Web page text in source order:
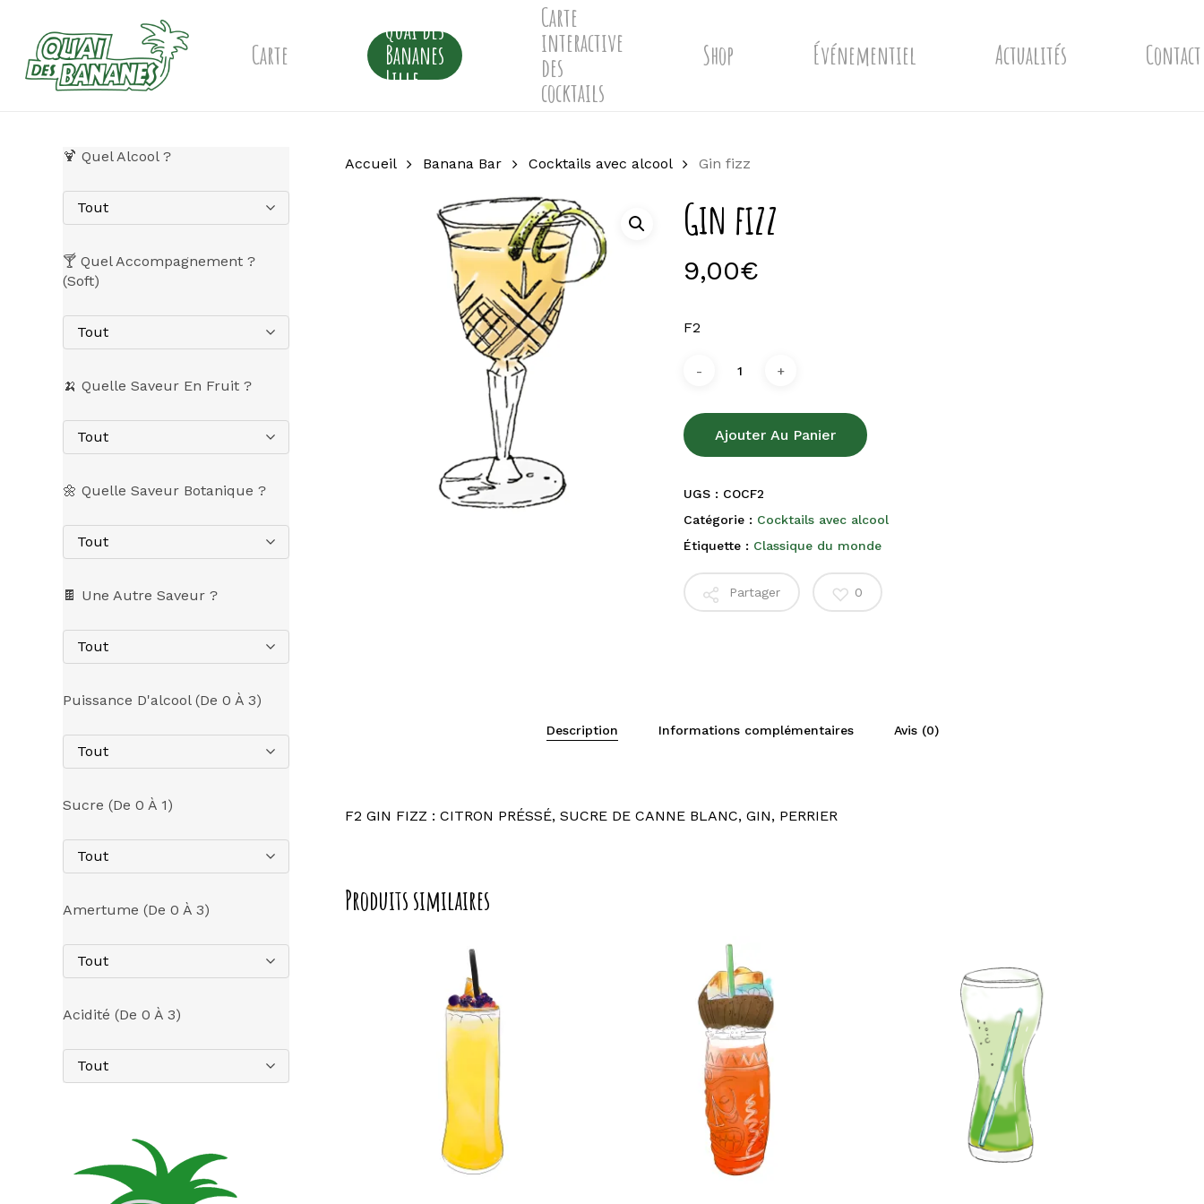
content
Carte
Quai des
Bananes
Lille
Carte
interactive
des
cocktails
Shop Événementiel Actualités Contact
🍹 Quel Alcool ?
Tout
🍸 Quel Accompagnement ?
(Soft)
Tout
🍌 Quelle Saveur En Fruit ?
Tout
🌼 Quelle Saveur Botanique ?
Tout
🍫 Une Autre Saveur ?
Tout
Puissance D'alcool (de 0 À 3)
Tout
Sucre (de 0 À 1)
Tout
Amertume (de 0 À 3)
Tout
Acidité (de 0 À 3)
Tout
Accueil Banana Bar Cocktails avec alcool Gin fizz
Gin fizz
9,00€
F2
Ajouter Au Panier
UGS : COCF2
Catégorie : Cocktails avec alcool
Étiquette : Classique du monde
Partager 0
Description Informations complémentaires Avis (0)
F2 GIN FIZZ : CITRON PRÉSSÉ, SUCRE DE CANNE BLANC, GIN, PERRIER
Produits similaires